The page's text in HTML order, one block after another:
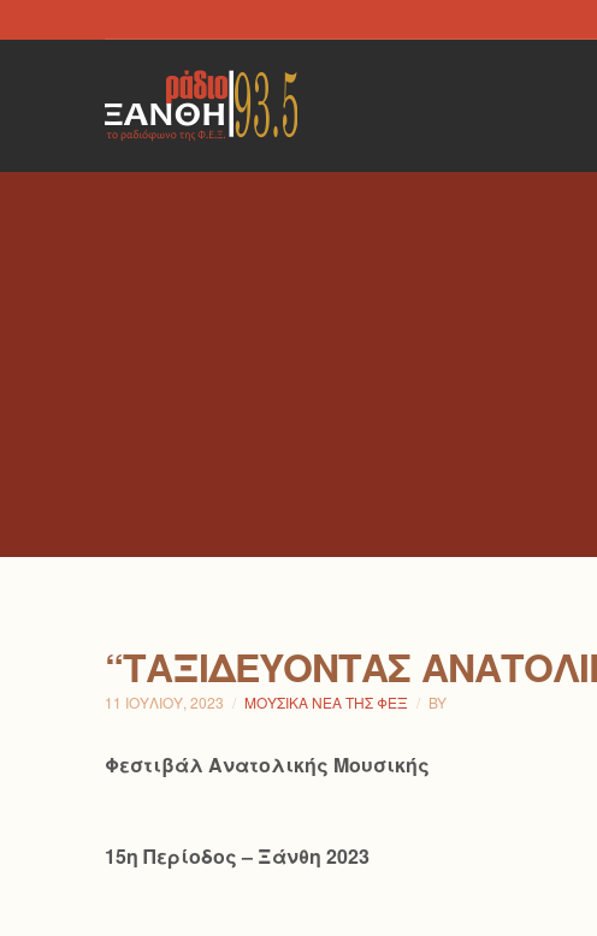
“ΤΑΞΙΔΕΎΟΝΤΑΣ
11 ΙΟΥΛΊΟΥ, 2023 ΜΟΥΣΙΚΆ ΝΈΑ ΤΗΣ ΦΕΞ BY
Φεστιβάλ Ανατολικής Μουσικής
15η Περίοδος – Ξάνθη 2023